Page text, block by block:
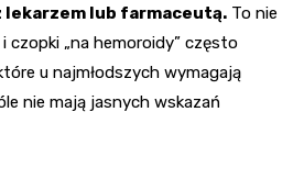
lub farmaceutą. To nie
czopki „na hemoroidy” często
u najmłodszych wymagają
nie mają jasnych wskazań